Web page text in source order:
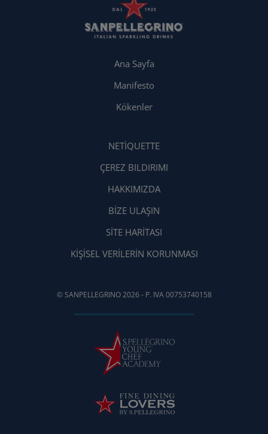
Ana Sayfa
Manifesto
Kökenler
NETIQUETTE
ÇEREZ BILDIRIMI
HAKKIMIZDA
BIZE ULAŞIN
SİTE HARİTASI
KIŞISEL VERILERIN KORUNMASI
© SANPELLEGRINO 2026 - P. IVA 00753740158